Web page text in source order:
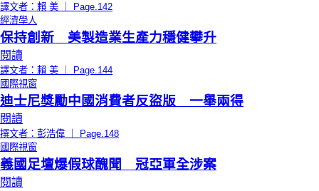
譯文者：賴 美 ｜ Page.142
經濟學人
保持創新 美製造業生產力穩健攀升
閱讀
譯文者：賴 美 ｜ Page.144
國際視窗
迪士尼獎勵中國消費者反盜版 一舉兩得
閱讀
撰文者：彭浩偉 ｜ Page.148
國際視窗
義國足壇爆假球醜聞 冠亞軍全涉案
閱讀